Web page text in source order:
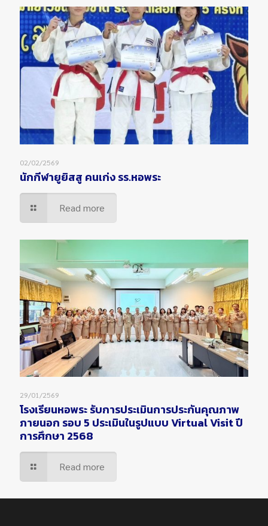
02/02/2569
นักกีฬายูยิสสู คนเก่ง รร.หอพระ
Read more
29/01/2569
โรงเรียนหอพระ รับการประเมินการประกันคุณภาพ
ภายนอก รอบ 5 ประเมินในรูปแบบ Virtual Visit ปี
การศึกษา 2568
Read more